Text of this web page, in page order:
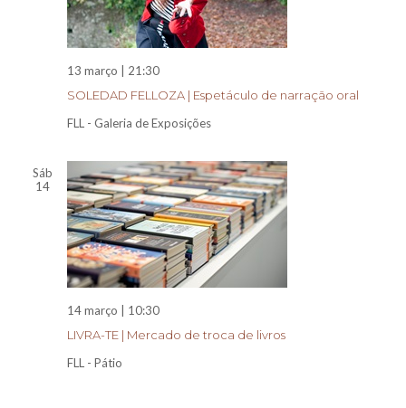
SOLEDAD FELLOZA | Espetáculo de narração oral
13 março | 21:30
FLL - Galeria de Exposições
Sáb
14
LIVRA-TE | Mercado de troca de livros
14 março | 10:30
FLL - Pátio